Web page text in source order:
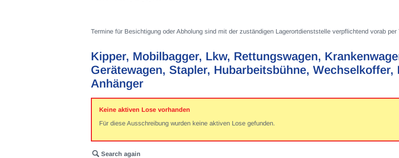
Termine für Besichtigung oder Abholung sind mit der zuständigen Lagerortdienststelle verpflichtend vorab
Kipper, Mobilbagger, Lkw, Rettungswagen,
Gerätewagen, Stapler, Hubarbeitsbühne, Wechselkoffer,
Anhänger
Keine aktiven Lose vorhanden
Für diese Ausschreibung wurden keine aktiven Lose gefunden.
Search again